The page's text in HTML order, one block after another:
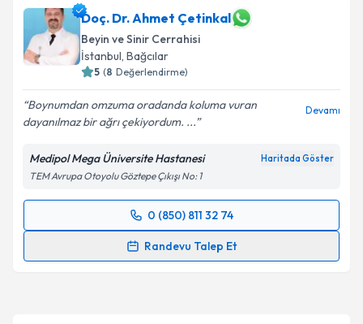
takvim hazırlandığında e-posta ile bilgilendireceğiz.
E-posta Adresiniz
Kişisel verilerimin işlenmesine ilişkin
kapsamda işlenmesini kabul ediyorum.
Takvim Talebini Gönder
Doç. Dr. Ahmet Çetinkal
Beyin ve Sinir Cerrahisi
İstanbul, Bağcılar
5 (8 Değerlendirme)
Boynumdan omzuma oradanda koluma vuran
dayanılmaz bir ağrı çekiyordum. ...
Devamı
Medipol Mega Üniversite Hastanesi Haritada Göster
TEM Avrupa Otoyolu Göztepe Çıkışı No: 1
0 (850) 811 32 74
Randevu Talep Et
Randevu Takvimi Talebi